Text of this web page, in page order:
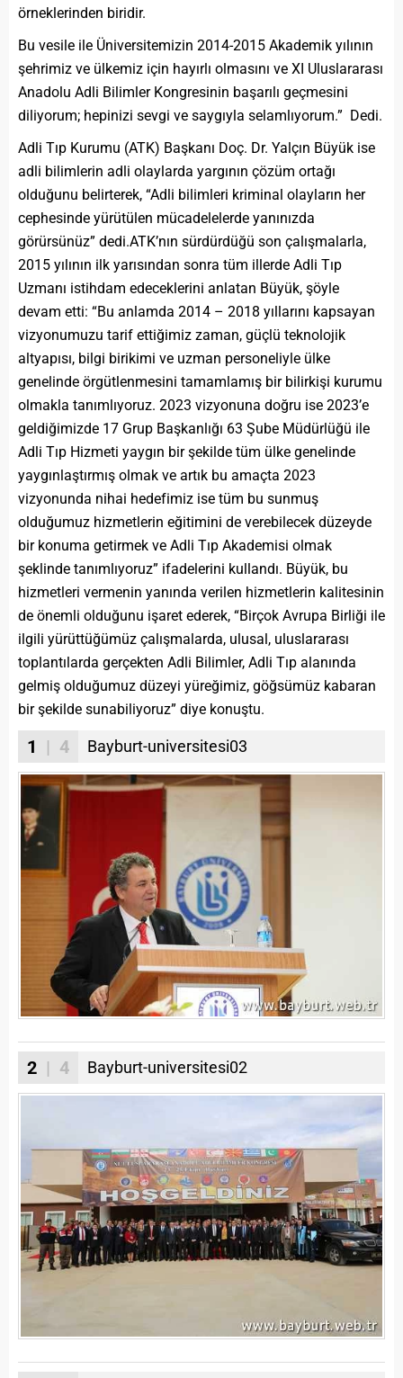
örneklerinden biridir.
Bu vesile ile Üniversitemizin 2014-2015 Akademik yılının
şehrimiz ve ülkemiz için hayırlı olmasını ve XI Uluslararası
Anadolu Adli Bilimler Kongresinin başarılı geçmesini
diliyorum; hepinizi sevgi ve saygıyla selamlıyorum.” Dedi.
Adli Tıp Kurumu (ATK) Başkanı Doç. Dr. Yalçın Büyük ise
adli bilimlerin adli olaylarda yargının çözüm ortağı
olduğunu belirterek, “Adli bilimleri kriminal olayların her
cephesinde yürütülen mücadelelerde yanınızda
görürsünüz” dedi.ATK’nın sürdürdüğü son çalışmalarla,
2015 yılının ilk yarısından sonra tüm illerde Adli Tıp
Uzmanı istihdam edeceklerini anlatan Büyük, şöyle
devam etti: “Bu anlamda 2014 – 2018 yıllarını kapsayan
vizyonumuzu tarif ettiğimiz zaman, güçlü teknolojik
altyapısı, bilgi birikimi ve uzman personeliyle ülke
genelinde örgütlenmesini tamamlamış bir bilirkişi kurumu
olmakla tanımlıyoruz. 2023 vizyonuna doğru ise 2023’e
geldiğimizde 17 Grup Başkanlığı 63 Şube Müdürlüğü ile
Adli Tıp Hizmeti yaygın bir şekilde tüm ülke genelinde
yaygınlaştırmış olmak ve artık bu amaçta 2023
vizyonunda nihai hedefimiz ise tüm bu sunmuş
olduğumuz hizmetlerin eğitimini de verebilecek düzeyde
bir konuma getirmek ve Adli Tıp Akademisi olmak
şeklinde tanımlıyoruz” ifadelerini kullandı. Büyük, bu
hizmetleri vermenin yanında verilen hizmetlerin kalitesinin
de önemli olduğunu işaret ederek, “Birçok Avrupa Birliği ile
ilgili yürüttüğümüz çalışmalarda, ulusal, uluslararası
toplantılarda gerçekten Adli Bilimler, Adli Tıp alanında
gelmiş olduğumuz düzeyi yüreğimiz, göğsümüz kabaran
bir şekilde sunabiliyoruz” diye konuştu.
1 | 4 Bayburt-universitesi03
2 | 4 Bayburt-universitesi02